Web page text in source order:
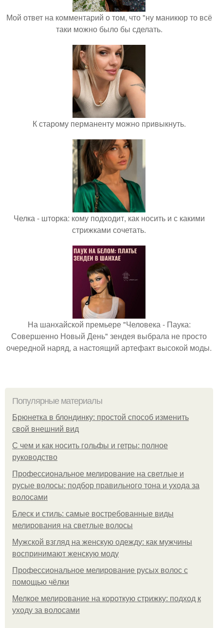
Мой ответ на комментарий о том, что "ну маникюр то всё
таки можно было бы сделать.
К старому перманенту можно привыкнуть.
Челка - шторка: кому подходит, как носить и с какими
стрижками сочетать.
На шанхайской премьере "Человека - Паука:
Совершенно Новый День" зендея выбрала не просто
очередной наряд, а настоящий артефакт высокой моды.
Популярные материалы
Брюнетка в блондинку: простой способ изменить
свой внешний вид
С чем и как носить гольфы и гетры: полное
руководство
Профессиональное мелирование на светлые и
русые волосы: подбор правильного тона и ухода за
волосами
Блеск и стиль: самые востребованные виды
мелирования на светлые волосы
Мужской взгляд на женскую одежду: как мужчины
воспринимают женскую моду
Профессиональное мелирование русых волос с
помощью чёлки
Мелкое мелирование на короткую стрижку: подход к
уходу за волосами